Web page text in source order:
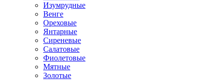
Изумрудные
Венге
Ореховые
Янтарные
Сиреневые
Салатовые
Фиолетовые
Мятные
Золотые